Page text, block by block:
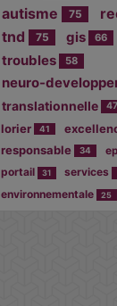
autisme 75
tnd 75 gis 66
troubles 58
neuro-
translationnelle 47
lorier 41
responsable 34
portail 31 services
environnementale 25